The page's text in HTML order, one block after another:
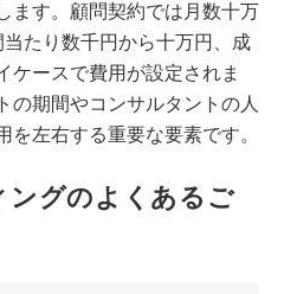
ます。顧問契約では月数十万
たり数千円から十万円、成
ケースで費用が設定されま
の期間やコンサルタントの人
を左右する重要な要素です。
ングのよくあるご